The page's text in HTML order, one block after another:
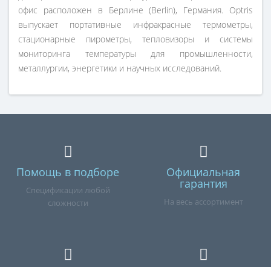
офис расположен в Берлине (Berlin), Германия. Optris
выпускает портативные инфракрасные термометры,
стационарные пирометры, тепловизоры и системы
мониторинга температуры для промышленности,
металлургии, энергетики и научных исследований.
Помощь в подборе
Спецификации любой
сложности
Официальная
гарантия
На весь ассортимент